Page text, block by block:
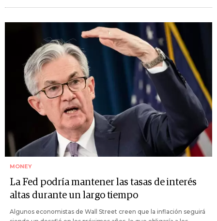
MONEY
La Fed podría mantener las tasas de interés
altas durante un largo tiempo
Algunos economistas de Wall Street creen que la inflación seguirá